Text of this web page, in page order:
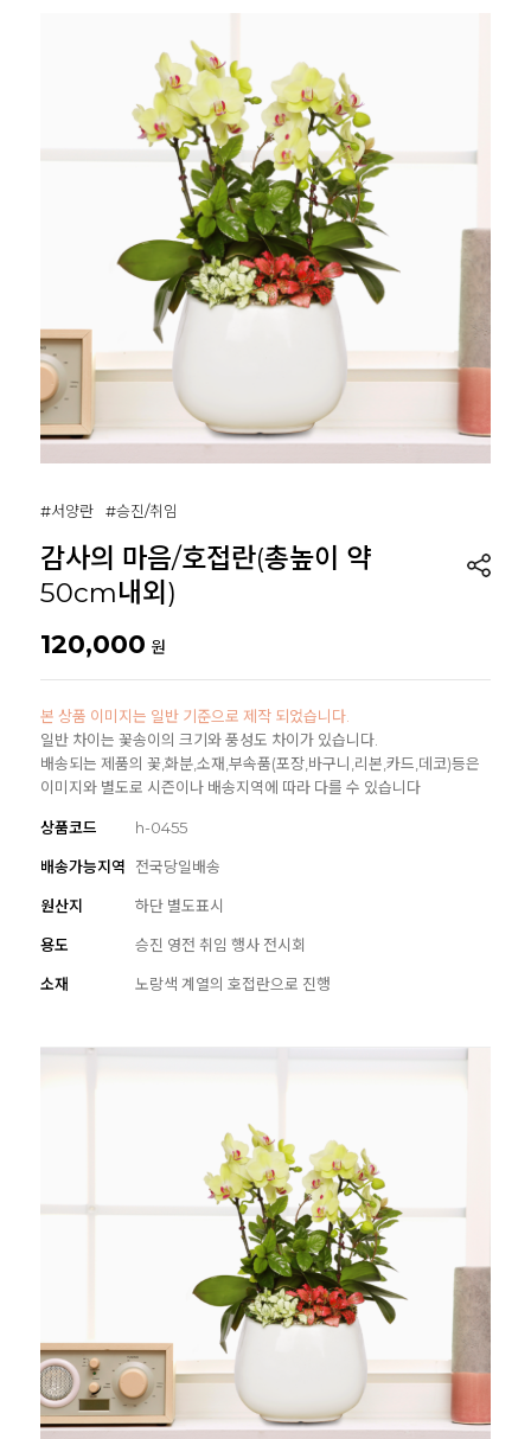
#서양란 #승진/취임
감사의 마음/호접란(총높이 약
50cm내외)
120,000 원
본 상품 이미지는 일반 기준으로 제작 되었습니다.
일반 차이는 꽃송이의 크기와 풍성도 차이가 있습니다.
배송되는 제품의 꽃,화분,소재,부속품(포장,바구니,리본,카드,데코)등은
이미지와 별도로 시즌이나 배송지역에 따라 다를 수 있습니다
상품코드 h-0455
배송가능지역 전국당일배송
원산지 하단 별도표시
용도 승진 영전 취임 행사 전시회
소재 노랑색 계열의 호접란으로 진행